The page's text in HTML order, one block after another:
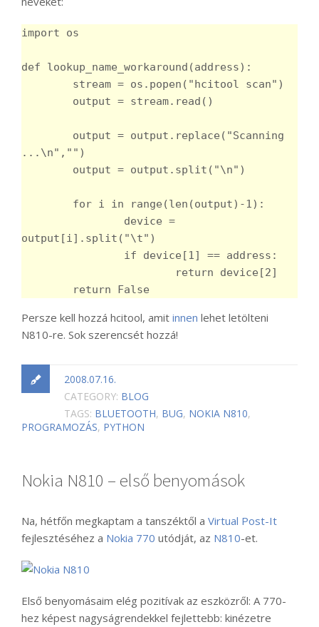
import os
def lookup_name_workaround(address):
...\n","")
output[i].split("\t")
Persze kell hozzá hcitool, amit innen lehet letölteni
N810-re. Sok szerencsét hozzá!
2008.07.16.
CATEGORY: BLOG
TAGS: BLUETOOTH, BUG, NOKIA N810,
PROGRAMOZÁS, PYTHON
Nokia N810 – első benyomások
Na, hétfőn megkaptam a tanszéktől a Virtual Post-It
fejlesztéséhez a Nokia 770 utódját, az N810-et.
Első benyomásaim elég pozitívak az eszközről: A 770-
hez képest nagyságrendekkel fejlettebb: kinézetre